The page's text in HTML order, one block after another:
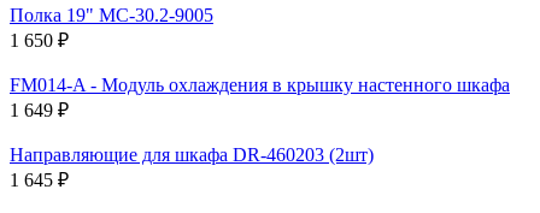
Полка 19" МС-30.2-9005
1 650 ₽
FM014-A - Модуль охлаждения в крышку настенного шкафа
1 649 ₽
Направляющие для шкафа DR-460203 (2шт)
1 645 ₽